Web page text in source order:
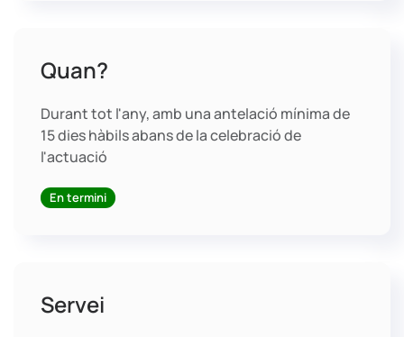
Quan?
Durant tot l'any, amb una antelació mínima de
15 dies hàbils abans de la celebració de
l'actuació
En termini
Servei